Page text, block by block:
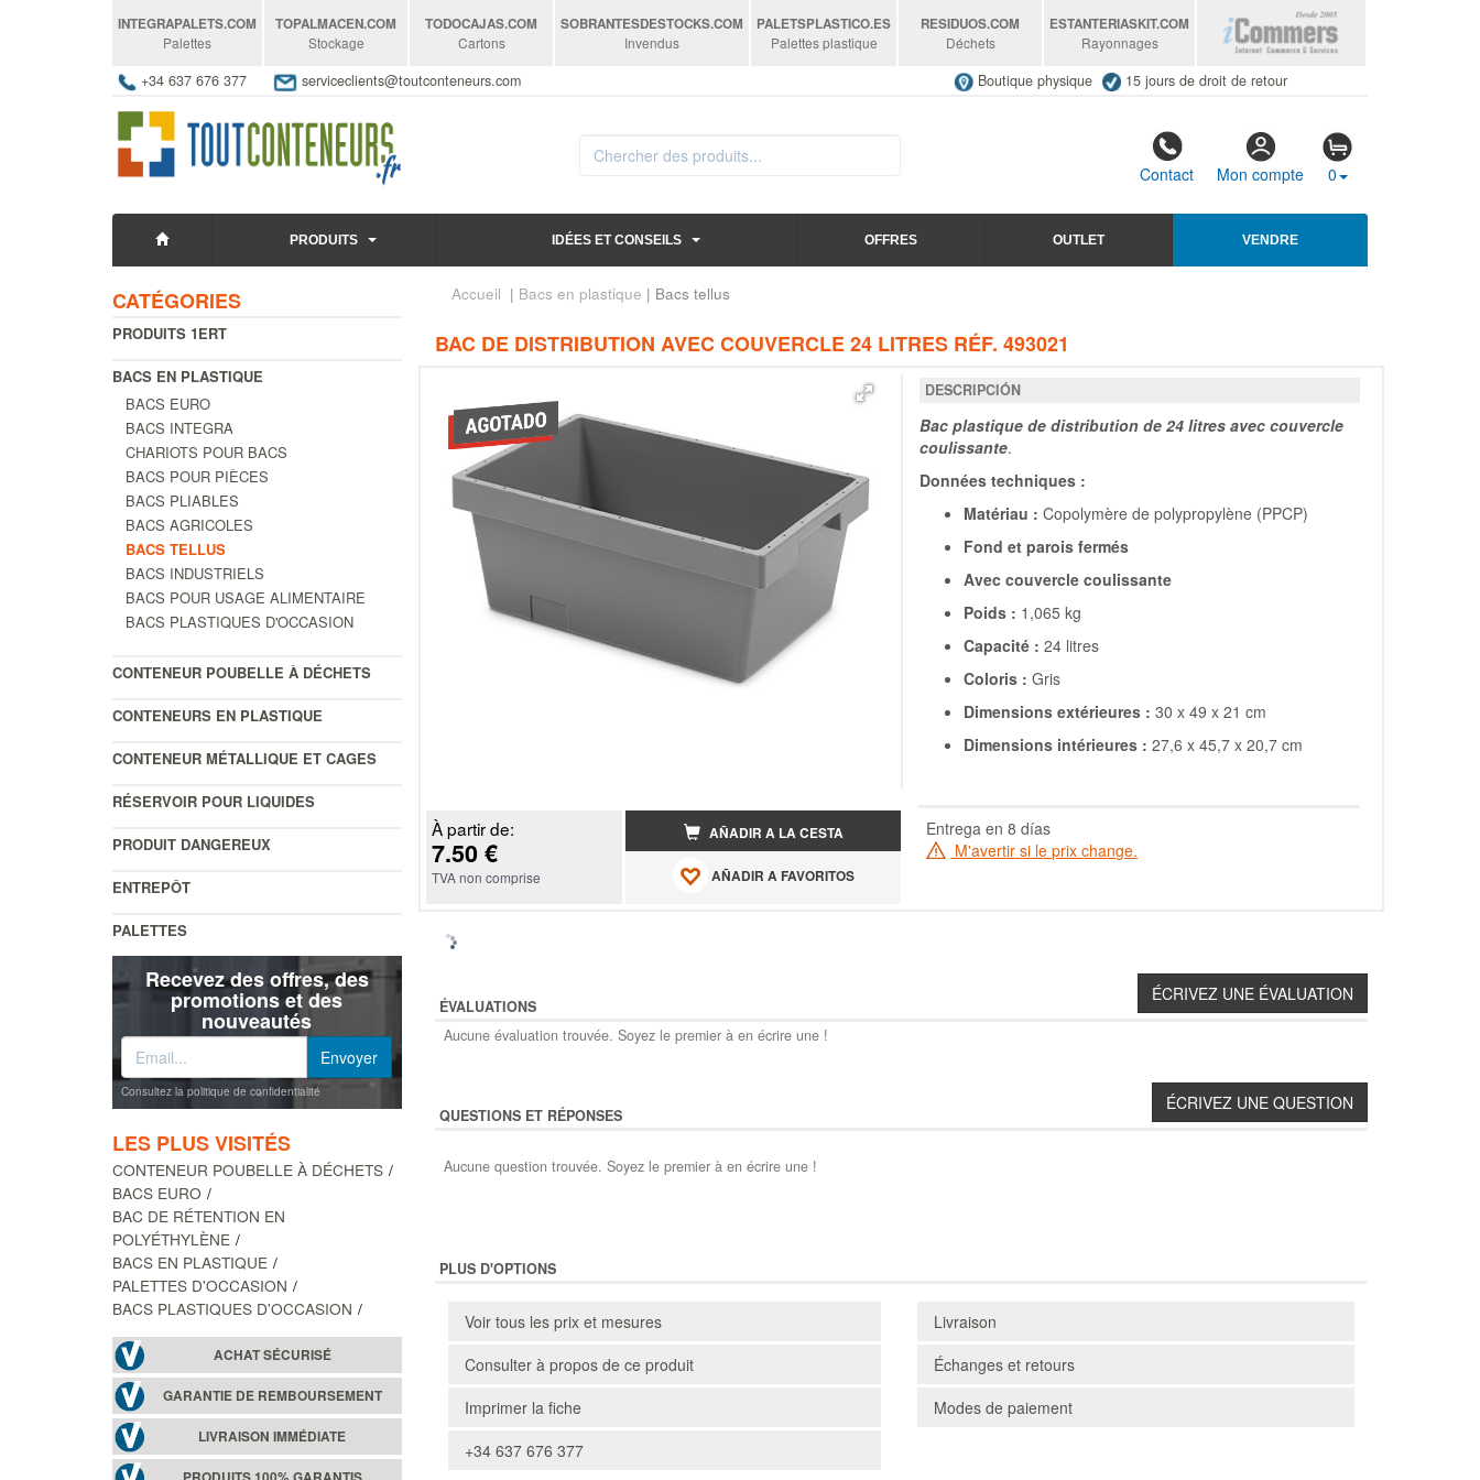
INTEGRAPALETS.COM
Palettes
TOPALMACEN.COM
Stockage
TODOCAJAS.COM
Cartons
SOBRANTESDESTOCKS.COM
Invendus
PALETSPLASTICO.ES
Palettes plastique
RESIDUOS.COM
Déchets
ESTANTERIASKIT.COM
Rayonnages
+34 637 676 377 serviceclients@toutconteneurs.com Boutique physique 15 jours de droit de retour
Contact Mon compte 0
PRODUITS IDÉES ET CONSEILS OFFRES OUTLET VENDRE
CATÉGORIES
PRODUITS 1ERT
BACS EN PLASTIQUE
BACS EURO
BACS INTEGRA
CHARIOTS POUR BACS
BACS POUR PIÈCES
BACS PLIABLES
BACS AGRICOLES
BACS TELLUS
BACS INDUSTRIELS
BACS POUR USAGE ALIMENTAIRE
BACS PLASTIQUES D'OCCASION
CONTENEUR POUBELLE À DÉCHETS
CONTENEURS EN PLASTIQUE
CONTENEUR MÉTALLIQUE ET CAGES
RÉSERVOIR POUR LIQUIDES
PRODUIT DANGEREUX
ENTREPÔT
PALETTES
Recevez des offres, des
promotions et des
nouveautés
Consultez la politique de confidentialité
LES PLUS VISITÉS
CONTENEUR POUBELLE À DÉCHETS
BACS EURO
BAC DE RÉTENTION EN
POLYÉTHYLÈNE
BACS EN PLASTIQUE
PALETTES D'OCCASION
BACS PLASTIQUES D'OCCASION
ACHAT SÉCURISÉ
GARANTIE DE REMBOURSEMENT
LIVRAISON IMMÉDIATE
Accueil | Bacs en plastique | Bacs tellus
BAC DE DISTRIBUTION AVEC COUVERCLE 24 LITRES RÉF. 493021
DESCRIPCIÓN
Bac plastique de distribution de 24 litres avec couvercle
coulissante.
Données techniques :
Matériau : Copolymère de polypropylène (PPCP)
Fond et parois fermés
Avec couvercle coulissante
Poids : 1,065 kg
Capacité : 24 litres
Coloris : Gris
Dimensions extérieures : 30 x 49 x 21 cm
Dimensions intérieures : 27,6 x 45,7 x 20,7 cm
À partir de:
7.50 €
TVA non comprise
AÑADIR A LA CESTA
AÑADIR A FAVORITOS
Entrega en 8 días
M'avertir si le prix change.
ÉVALUATIONS
Aucune évaluation trouvée. Soyez le premier à en écrire une !
QUESTIONS ET RÉPONSES
Aucune question trouvée. Soyez le premier à en écrire une !
PLUS D'OPTIONS
Voir tous les prix et mesures
Consulter à propos de ce produit
Imprimer la fiche
+34 637 676 377
Livraison
Échanges et retours
Modes de paiement